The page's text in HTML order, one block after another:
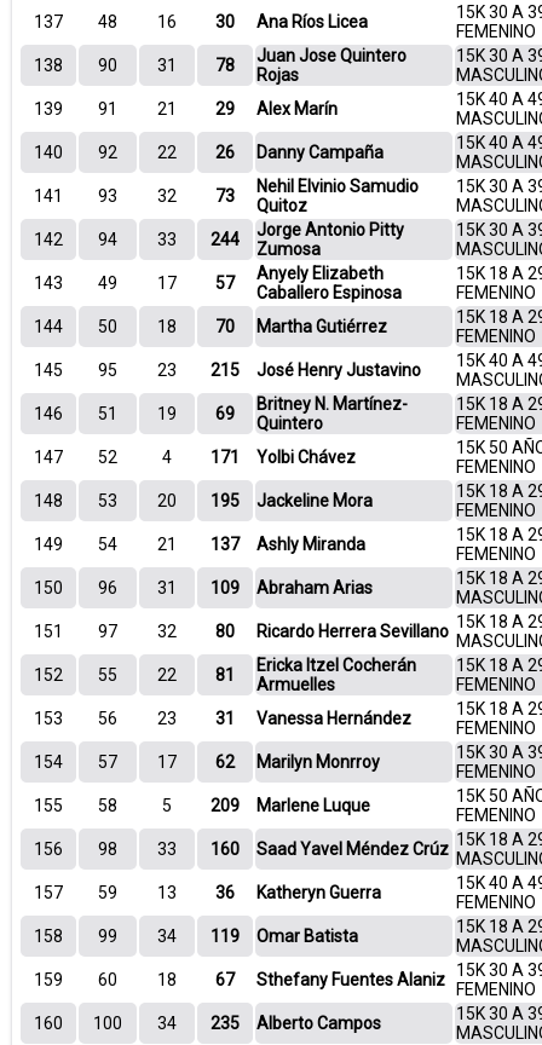
137
48 16 30 Ana Ríos Licea
15K 30 A
FEMENINO
138
90 31 78
Juan Jose Quintero
Rojas
15K 30 A
139
91 21 29 Alex Marín
15K 40 A
140
92 22 26 Danny Campaña
15K 40 A
141
93 32 73
Nehil Elvinio Samudio
Quitoz
15K 30 A
142
94 33 244
Jorge Antonio Pitty
Zumosa
15K 30 A
143
49 17 57
Anyely Elizabeth
Caballero Espinosa
15K 18 A
FEMENINO
144
50 18 70 Martha Gutiérrez
15K 18 A
FEMENINO
145
95 23 215 José Henry Justavino
15K 40 A
146
51 19 69
Britney N. Martínez-
Quintero
15K 18 A
FEMENINO
147
52 4 171 Yolbi Chávez
15K 50
FEMENINO
148
53 20 195 Jackeline Mora
15K 18 A
FEMENINO
149
54 21 137 Ashly Miranda
15K 18 A
FEMENINO
150
96 31 109 Abraham Arias
15K 18 A
151
97 32 80 Ricardo Herrera Sevillano 15K 18 A
152
55 22 81
Ericka Itzel Cocherán
Armuelles
15K 18 A
FEMENINO
153
56 23 31 Vanessa Hernández
15K 18 A
FEMENINO
154
57 17 62 Marilyn Monrroy
15K 30 A
FEMENINO
155
58 5 209 Marlene Luque
15K 50
FEMENINO
156
98 33 160 Saad Yavel Méndez Crúz 15K 18 A
157
59 13 36 Katheryn Guerra
15K 40 A
FEMENINO
158
99 34 119 Omar Batista
15K 18 A
159
60 18 67 Sthefany Fuentes Alaniz
15K 30 A
FEMENINO
160
100 34 235 Alberto Campos
15K 30 A